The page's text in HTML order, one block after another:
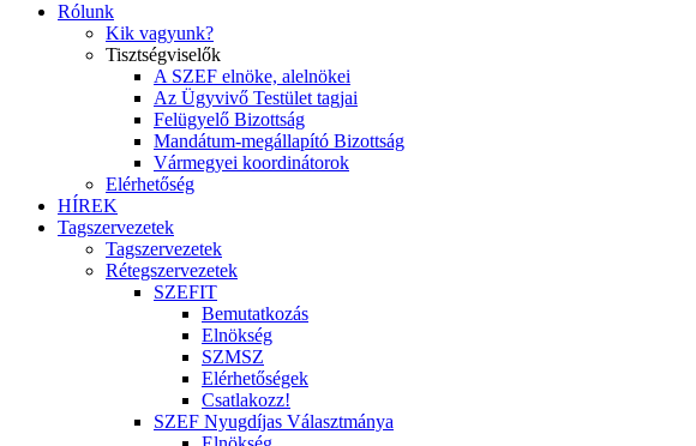
Rólunk
Kik vagyunk?
Tisztségviselők
A SZEF elnöke, alelnökei
Az Ügyvivő Testület tagjai
Felügyelő Bizottság
Mandátum-megállapító Bizottság
Vármegyei koordinátorok
Elérhetőség
HÍREK
Tagszervezetek
Tagszervezetek
Rétegszervezetek
SZEFIT
Bemutatkozás
Elnökség
SZMSZ
Elérhetőségek
Csatlakozz!
SZEF Nyugdíjas Választmánya